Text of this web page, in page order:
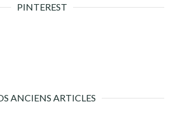
PINTEREST
ANCIENS ARTICLES